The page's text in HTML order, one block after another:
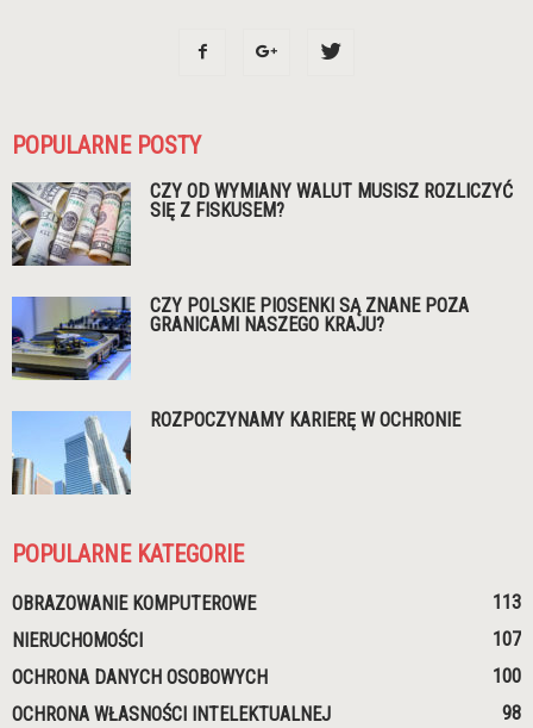
POPULARNE POSTY
CZY OD WYMIANY WALUT MUSISZ ROZLICZYĆ
SIĘ Z FISKUSEM?
CZY POLSKIE PIOSENKI SĄ ZNANE POZA
GRANICAMI NASZEGO KRAJU?
ROZPOCZYNAMY KARIERĘ W OCHRONIE
POPULARNE KATEGORIE
OBRAZOWANIE KOMPUTEROWE
113
NIERUCHOMOŚCI
107
OCHRONA DANYCH OSOBOWYCH
100
OCHRONA WŁASNOŚCI INTELEKTUALNEJ
98